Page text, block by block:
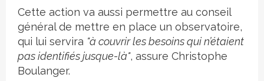
Cette action va aussi permettre au conseil
général de mettre en place un observatoire,
qui lui servira "à couvrir les besoins qui n’étaient
pas identifiés jusque-là", assure Christophe
Boulanger.